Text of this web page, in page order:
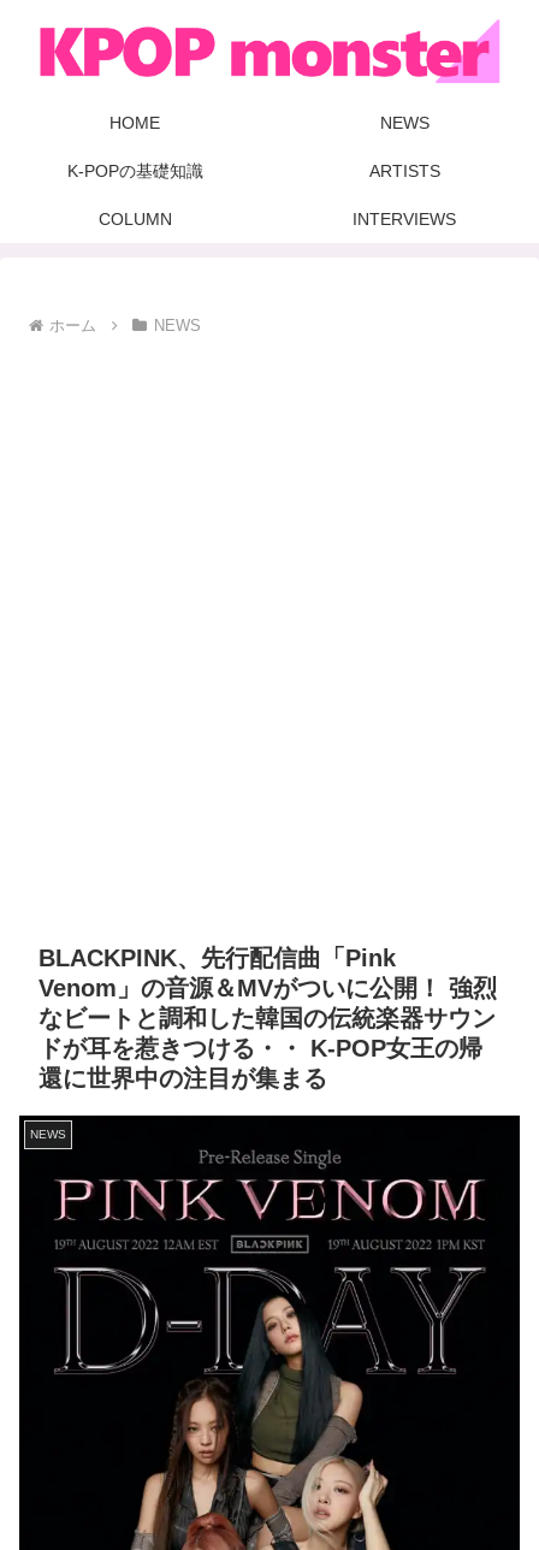
HOME NEWS
K-POPの基礎知識 ARTISTS
COLUMN INTERVIEWS
ホーム NEWS
BLACKPINK、先行配信曲「Pink
Venom」の音源＆MVがついに公開！ 強烈
なビートと調和した韓国の伝統楽器サウン
ドが耳を惹きつける・・ K-POP女王の帰
還に世界中の注目が集まる
NEWS